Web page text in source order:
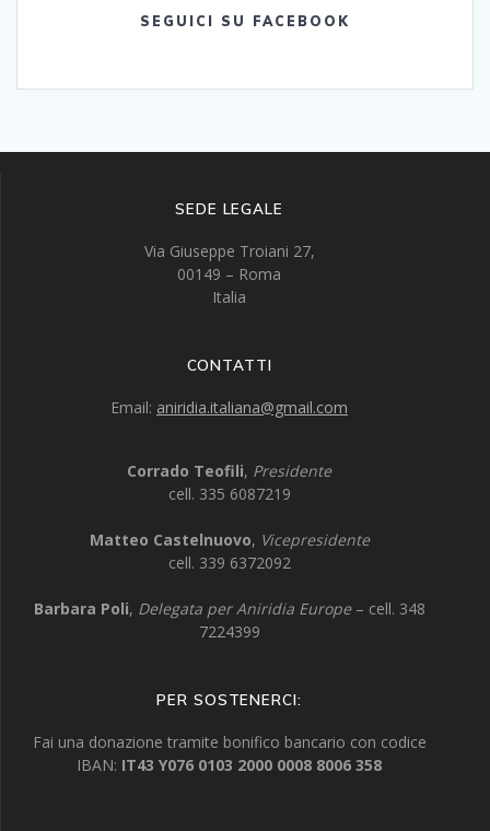
SEGUICI SU FACEBOOK
SEDE LEGALE
Via Giuseppe Troiani 27,
00149 – Roma
Italia
CONTATTI
Email: aniridia.italiana@gmail.com
Corrado Teofili, Presidente
cell. 335 6087219
Matteo Castelnuovo, Vicepresidente
cell. 339 6372092
Barbara Poli, Delegata per Aniridia Europe– cell. 348
7224399
PER SOSTENERCI:
Fai una donazione tramite bonifico bancario con codice
IBAN: IT43 Y076 0103 2000 0008 8006 358